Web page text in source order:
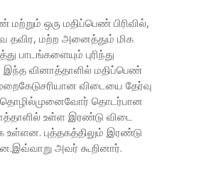
ஒரு மதிப்பெண் பிரிவில்,
தவிர, மற்ற அனைத்தும் மிக
பாடங்களையும் புரிந்து
இந்த வினாத்தாளில் மதிப்பெண்
விடையை தேர்வு
தொழில்முனைவோர் தொடர்பான
உள்ள இரண்டு விடை
உள்ளன. புத்தகத்திலும் இரண்டு
அவர் கூறினார்.